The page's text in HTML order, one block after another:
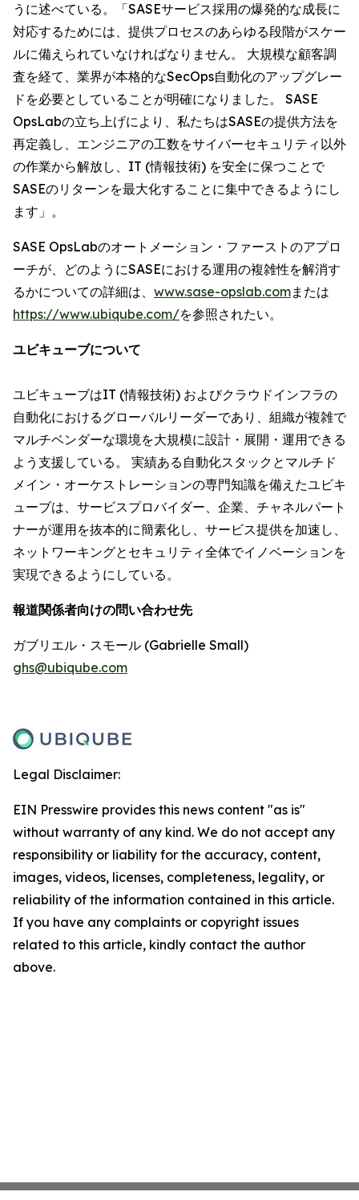
うに述べている。「SASEサービス採用の爆発的な成長に
対応するためには、提供プロセスのあらゆる段階がスケー
ルに備えられていなければなりません。 大規模な顧客調
査を経て、業界が本格的なSecOps自動化のアップグレー
ドを必要としていることが明確になりました。 SASE
OpsLabの立ち上げにより、私たちはSASEの提供方法を
再定義し、エンジニアの工数をサイバーセキュリティ以外
の作業から解放し、IT (情報技術) を安全に保つことで
SASEのリターンを最大化することに集中できるようにし
ます」。
SASE OpsLabのオートメーション・ファーストのアプロ
ーチが、どのようにSASEにおける運用の複雑性を解消す
るかについての詳細は、 www.sase-opslab.comまたは
https://www.ubiqube.com/を参照されたい。
ユビキューブについて
ユビキューブはIT (情報技術) およびクラウドインフラの
自動化におけるグローバルリーダーであり、組織が複雑で
マルチベンダーな環境を大規模に設計・展開・運用できる
よう支援している。 実績ある自動化スタックとマルチド
メイン・オーケストレーションの専門知識を備えたユビキ
ューブは、サービスプロバイダー、企業、チャネルパート
ナーが運用を抜本的に簡素化し、サービス提供を加速し、
ネットワーキングとセキュリティ全体でイノベーションを
実現できるようにしている。
報道関係者向けの問い合わせ先
ガブリエル・スモール (Gabrielle Small)
ghs@ubiqube.com
Legal Disclaimer:
EIN Presswire provides this news content "as is"
without warranty of any kind. We do not accept any
responsibility or liability for the accuracy, content,
images, videos, licenses, completeness, legality, or
reliability of the information contained in this article.
If you have any complaints or copyright issues
related to this article, kindly contact the author
above.